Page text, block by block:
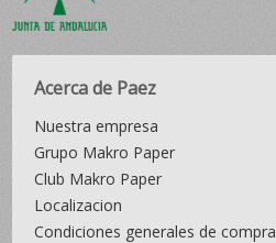
Acerca de Paez
Nuestra empresa
Grupo Makro Paper
Club Makro Paper
Localizacion
Condiciones generales de compra